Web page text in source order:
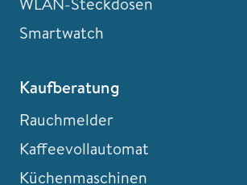
Smartwatch
Kaufberatung
Rauchmelder
Kaffeevollautomat
Küchenmaschinen